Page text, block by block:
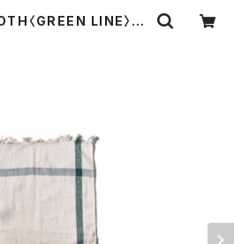
〈GREEN LINE〉 |